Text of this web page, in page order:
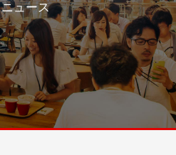
ニュース